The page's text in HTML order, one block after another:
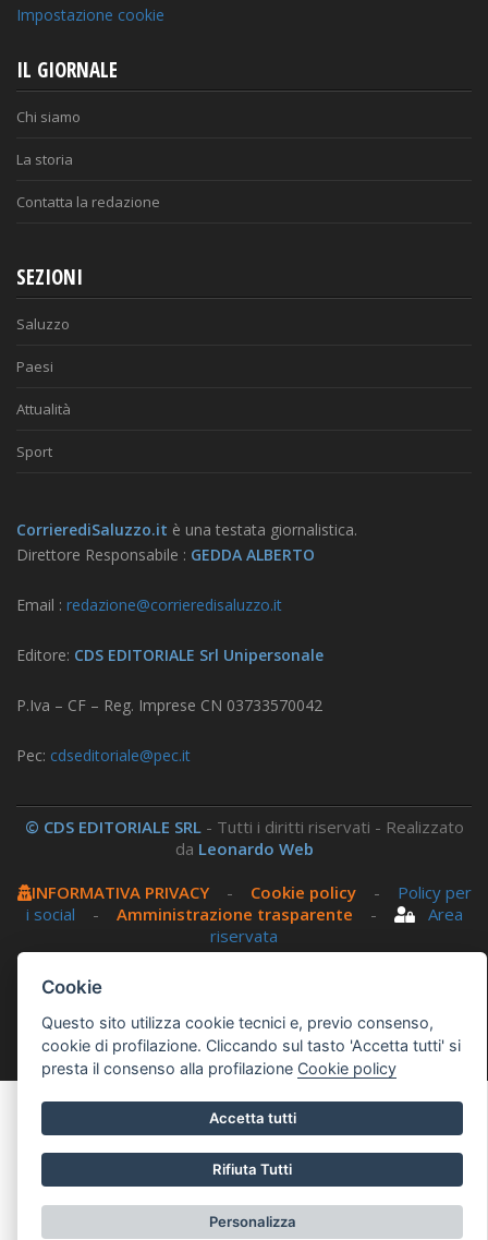
Impostazione cookie
IL GIORNALE
Chi siamo
La storia
Contatta la redazione
SEZIONI
Saluzzo
Paesi
Attualità
Sport
CorrierediSaluzzo.it è una testata giornalistica.
Direttore Responsabile : GEDDA ALBERTO
Email : redazione@corrieredisaluzzo.it
Editore: CDS EDITORIALE Srl Unipersonale
P.Iva – CF – Reg. Imprese CN 03733570042
Pec: cdseditoriale@pec.it
© CDS EDITORIALE SRL - Tutti i diritti riservati - Realizzato
da Leonardo Web
INFORMATIVA PRIVACY- Cookie policy- Policy per
i social - Amministrazione trasparente -
Area
riservata
Questo sito utilizza, nella versione per UTENTI CON
DISLESSIA, Biancoenero ®, una font italiana ad Alta
Leggibilità.
Cookie
Questo sito utilizza cookie tecnici e, previo consenso,
cookie di profilazione. Cliccando sul tasto 'Accetta tutti' si
presta il consenso alla profilazione Cookie policy
Accetta tutti
Rifiuta Tutti
Personalizza